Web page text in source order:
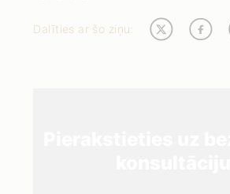
Dalīties ar šo ziņu: